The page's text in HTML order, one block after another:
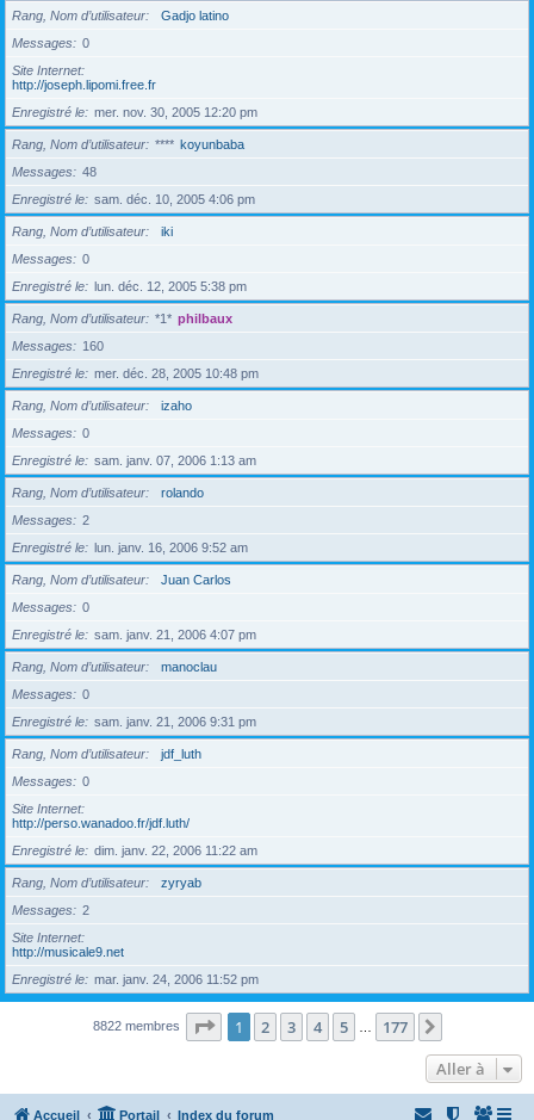
Rang, Nom d’utilisateur
Gadjo latino
Messages
0
Site Internet
http://joseph.lipomi.free.fr
Enregistré le
mer. nov. 30, 2005 12:20 pm
Rang, Nom d’utilisateur **** koyunbaba
Messages
48
Enregistré le
sam. déc. 10, 2005 4:06 pm
Rang, Nom d’utilisateur
iki
Messages
0
Enregistré le
lun. déc. 12, 2005 5:38 pm
Rang, Nom d’utilisateur *1* philbaux
Messages
160
Enregistré le
mer. déc. 28, 2005 10:48 pm
Rang, Nom d’utilisateur
izaho
Messages
0
Enregistré le
sam. janv. 07, 2006 1:13 am
Rang, Nom d’utilisateur
rolando
Messages
2
Enregistré le
lun. janv. 16, 2006 9:52 am
Rang, Nom d’utilisateur
Juan Carlos
Messages
0
Enregistré le
sam. janv. 21, 2006 4:07 pm
Rang, Nom d’utilisateur
manoclau
Messages
0
Enregistré le
sam. janv. 21, 2006 9:31 pm
Rang, Nom d’utilisateur
jdf_luth
Messages
0
Site Internet
http://perso.wanadoo.fr/jdf.luth/
Enregistré le
dim. janv. 22, 2006 11:22 am
Rang, Nom d’utilisateur
zyryab
Messages
2
Site Internet
http://musicale9.net
Enregistré le
mar. janv. 24, 2006 11:52 pm
8822 membres Page 1sur177
1 2 3 4 5 177
Aller à
Accueil Portail Index du forum